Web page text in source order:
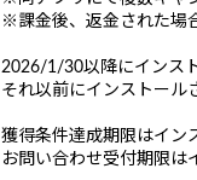
※課金後、返金された場
2026/1/30以降にインス
それ以前にインストール
獲得条件達成期限はイン
お問い合わせ受付期限は